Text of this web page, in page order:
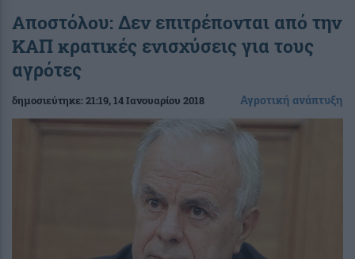
Αποστόλου: Δεν επιτρέπονται από την
ΚΑΠ κρατικές ενισχύσεις για τους
αγρότες
δημοσιεύτηκε:21:19, 14 Ιανουαρίου 2018 Αγροτική ανάπτυξη